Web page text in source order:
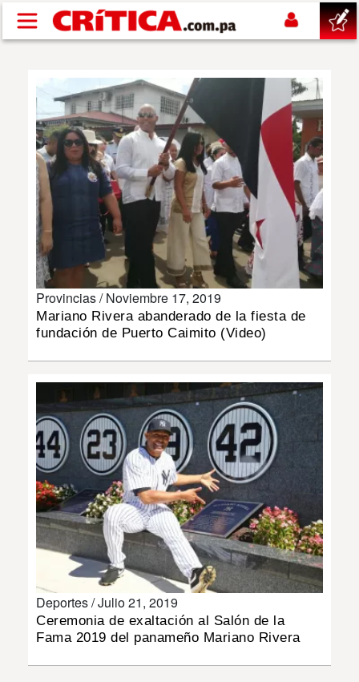
Pasar al contenido principal
SUCESOS
NACIONAL
POLÍTICA
SHOW
DEPORTES
MULTIMEDIA
IMPRESO
Provincias /Noviembre 17, 2019
Mariano Rivera abanderado de la fiesta de
fundación de Puerto Caimito (Video)
Deportes /Julio 21, 2019
Ceremonia de exaltación al Salón de la
Fama 2019 del panameño Mariano Rivera